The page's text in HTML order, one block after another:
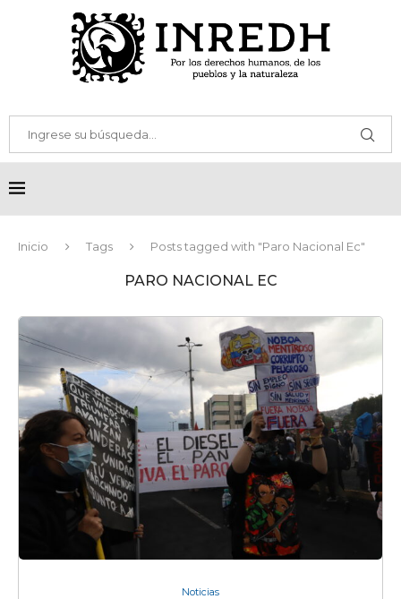
Inicio Tags Posts tagged with "Paro Nacional Ec"
PARO NACIONAL EC
Noticias